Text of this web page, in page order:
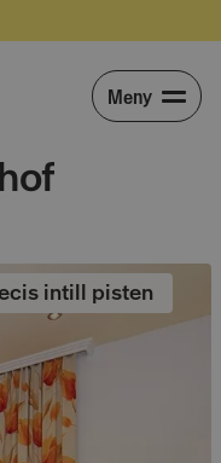
Meny
intill pisten